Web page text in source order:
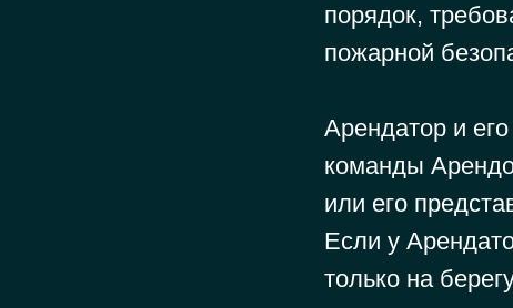
порядок,
пожарной
Арендатор и
команды
или его
Если у
только на